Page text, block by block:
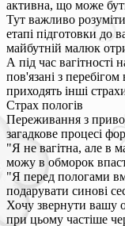
активна, що може
Тут важливо
етапі підготовки до
майбутній малюк
А під час вагітності
пов'язані з
приходять інші
Страх пологів
Переживання з
загадкове процесі
"Я не вагітна, але в
можу в обморок
"Я перед пологами
подарувати синові
Хочу звернути вашу
при цьому частіше